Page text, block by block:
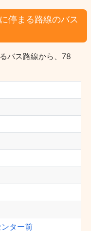
停まる路線のバス
バス路線から、78
ター前